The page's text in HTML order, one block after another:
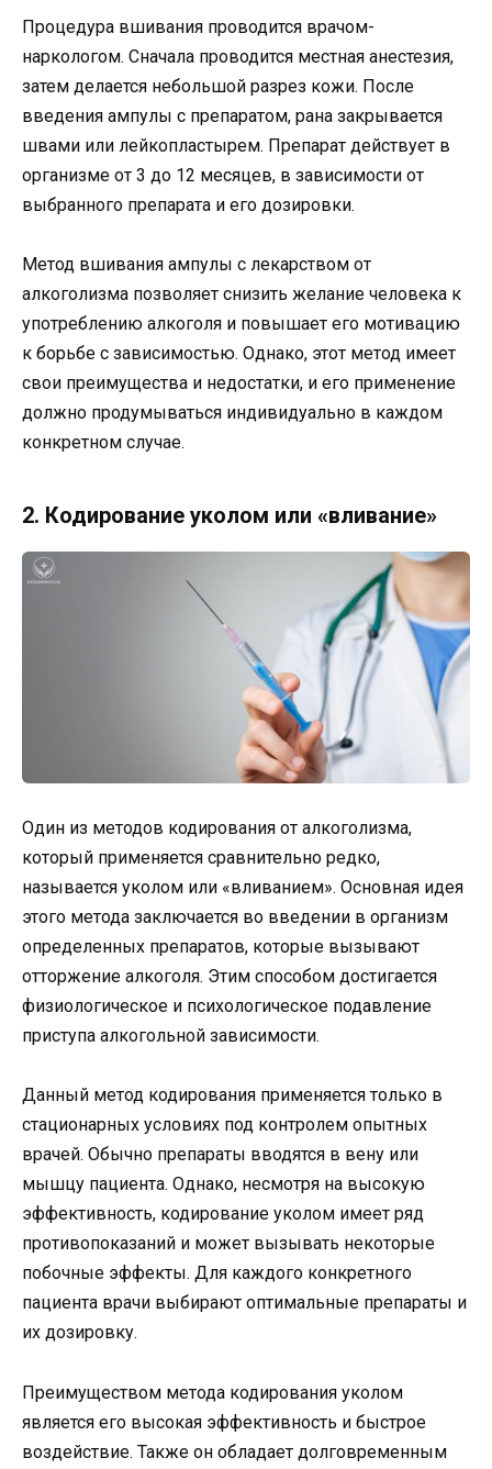
Процедура вшивания проводится врачом-
наркологом. Сначала проводится местная анестезия,
затем делается небольшой разрез кожи. После
введения ампулы с препаратом, рана закрывается
швами или лейкопластырем. Препарат действует в
организме от 3 до 12 месяцев, в зависимости от
выбранного препарата и его дозировки.
Метод вшивания ампулы с лекарством от
алкоголизма позволяет снизить желание человека к
употреблению алкоголя и повышает его мотивацию
к борьбе с зависимостью. Однако, этот метод имеет
свои преимущества и недостатки, и его применение
должно продумываться индивидуально в каждом
конкретном случае.
2. Кодирование уколом или «вливание»
Один из методов кодирования от алкоголизма,
который применяется сравнительно редко,
называется уколом или «вливанием». Основная идея
этого метода заключается во введении в организм
определенных препаратов, которые вызывают
отторжение алкоголя. Этим способом достигается
физиологическое и психологическое подавление
приступа алкогольной зависимости.
Данный метод кодирования применяется только в
стационарных условиях под контролем опытных
врачей. Обычно препараты вводятся в вену или
мышцу пациента. Однако, несмотря на высокую
эффективность, кодирование уколом имеет ряд
противопоказаний и может вызывать некоторые
побочные эффекты. Для каждого конкретного
пациента врачи выбирают оптимальные препараты и
их дозировку.
Преимуществом метода кодирования уколом
является его высокая эффективность и быстрое
воздействие. Также он обладает долговременным